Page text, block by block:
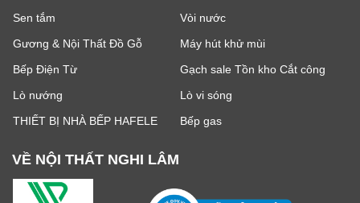
Sen tắm
Vòi nước
Gương & Nội Thất Đồ Gỗ
Máy hút khử mùi
Bếp Điện Từ
Gạch sale Tồn kho Cắt công
Lò nướng
Lò vi sóng
THIẾT BỊ NHÀ BẾP HAFELE
Bếp gas
VỀ NỘI THẤT NGHI LÂM